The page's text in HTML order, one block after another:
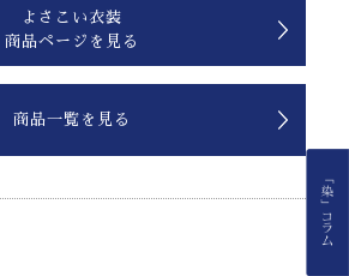
商品一覧を見る
よさこい衣装
商品ページを見る